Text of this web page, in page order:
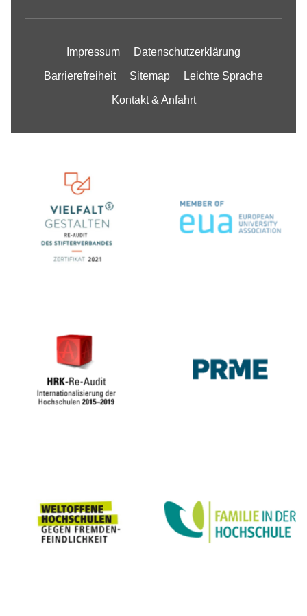
Impressum Datenschutzerklärung
Barrierefreiheit Sitemap Leichte Sprache
Kontakt & Anfahrt